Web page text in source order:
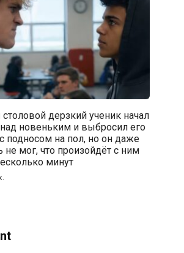
дерзкий ученик начал
новеньким и выбросил его
подносом на пол, но он даже
не мог, что произойдёт с ним
минут